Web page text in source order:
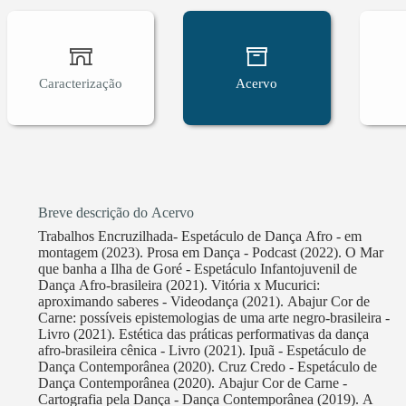
– Lei Aldir Blanc da prefeitura de Vitória (ES).
Incentivo à Cultura Capixaba - LICC e Secretaria
âmbito da pesquisa acadêmica somos autores
cênica (2020). Assim, datar de 2013
brasileiras, trabalhando com projetos dentro de
considerando o corpo e a arte negra como um
epistemologias negro-brasileiras e seus
Caracterização Acervo
Breve descrição do Acervo
Trabalhos Encruzilhada- Espetáculo de Dança Afro - em
montagem (2023). Prosa em Dança - Podcast (2022). O Mar
que banha a Ilha de Goré - Espetáculo Infantojuvenil de
Dança Afro-brasileira (2021). Vitória x Mucurici:
aproximando saberes - Videodança (2021). Abajur Cor de
Carne: possíveis epistemologias de uma arte negro-brasileira -
Livro (2021). Estética das práticas performativas da dança
afro-brasileira cênica - Livro (2021). Ipuã - Espetáculo de
Dança Contemporânea (2020). Cruz Credo - Espetáculo de
Dança Contemporânea (2020). Abajur Cor de Carne -
Cartografia pela Dança - Dança Contemporânea (2019). A